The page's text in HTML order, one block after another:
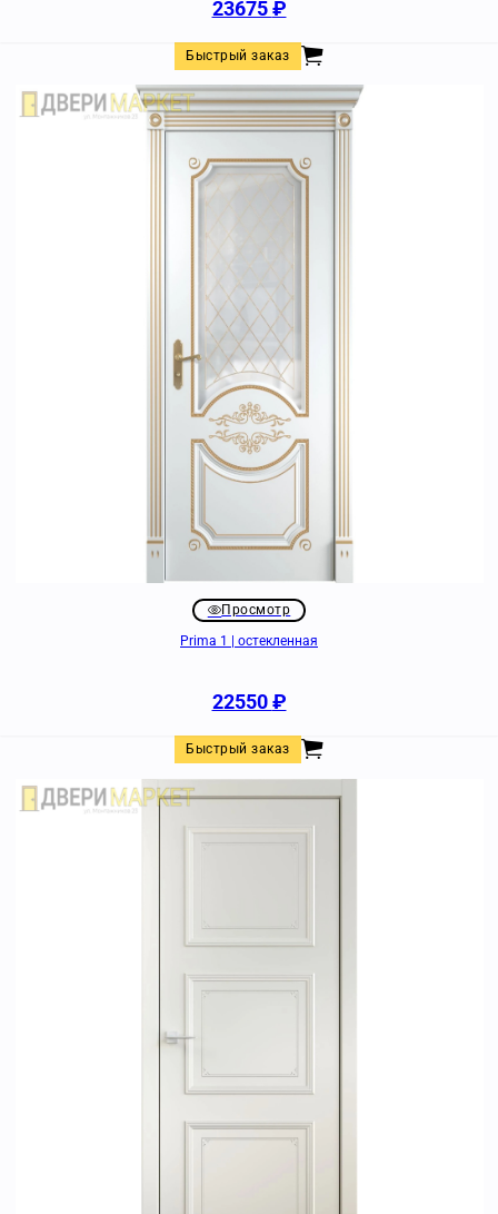
23675₽
Быстрый заказ
Просмотр
Prima 1 | остекленная
22550₽
Быстрый заказ